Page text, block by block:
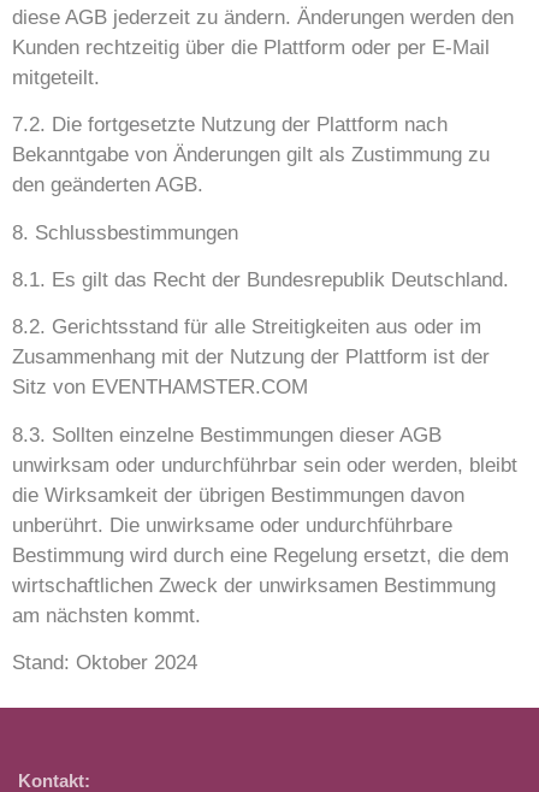
diese AGB jederzeit zu ändern. Änderungen werden den
Kunden rechtzeitig über die Plattform oder per E-Mail
mitgeteilt.
7.2. Die fortgesetzte Nutzung der Plattform nach
Bekanntgabe von Änderungen gilt als Zustimmung zu
den geänderten AGB.
8. Schlussbestimmungen
8.1. Es gilt das Recht der Bundesrepublik Deutschland.
8.2. Gerichtsstand für alle Streitigkeiten aus oder im
Zusammenhang mit der Nutzung der Plattform ist der
Sitz von EVENTHAMSTER.COM
8.3. Sollten einzelne Bestimmungen dieser AGB
unwirksam oder undurchführbar sein oder werden, bleibt
die Wirksamkeit der übrigen Bestimmungen davon
unberührt. Die unwirksame oder undurchführbare
Bestimmung wird durch eine Regelung ersetzt, die dem
wirtschaftlichen Zweck der unwirksamen Bestimmung
am nächsten kommt.
Stand: Oktober 2024
Kontakt: